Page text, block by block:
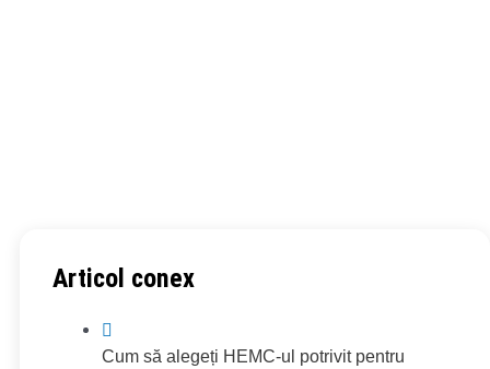
Articol conex
Cum să alegeți HEMC-ul potrivit pentru